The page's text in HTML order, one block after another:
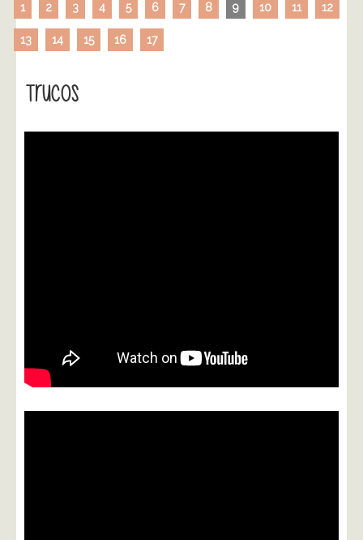
1 2 3 4 5 6 7 8 9 10 11 12
13 14 15 16 17
Trucos